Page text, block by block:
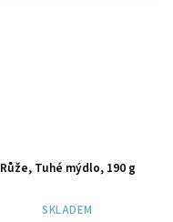
Růže, Tuhé mýdlo, 190 g
SKLADEM